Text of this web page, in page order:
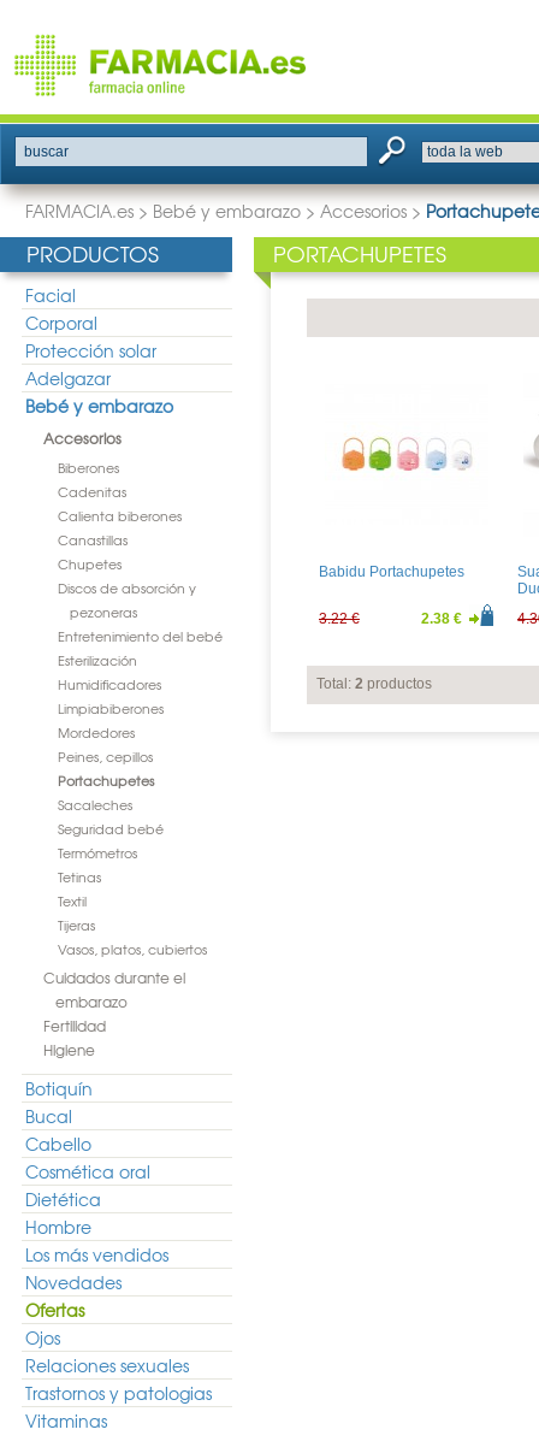
buscar
FARMACIA.es > Bebé y embarazo > Accesorios >
PRODUCTOS
Facial
Corporal
Protección solar
Adelgazar
Bebé y embarazo
Accesorios
Biberones
Cadenitas
Calienta biberones
Canastillas
Chupetes
Discos de absorción y
pezoneras
Entretenimiento del bebé
Esterilización
Humidificadores
Limpiabiberones
Mordedores
Peines, cepillos
Portachupetes
Sacaleches
Seguridad bebé
Termómetros
Tetinas
Textil
Tijeras
Vasos, platos, cubiertos
Cuidados durante el
embarazo
Fertilidad
Higiene
Botiquín
Bucal
Cabello
Cosmética oral
Dietética
Hombre
Los más vendidos
Novedades
Ofertas
Ojos
Relaciones sexuales
Trastornos y patologias
Vitaminas
PORTACHUPETES
Babidu Portachupetes
3.22 € 2.38 €
Total: 2 productos